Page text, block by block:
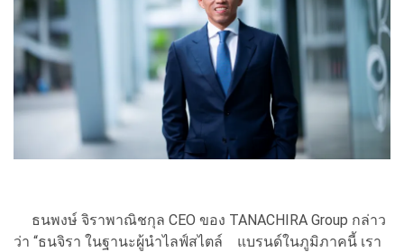
ธนพงษ์ จิราพาณิชกุล CEO ของ TANACHIRA Group กล่าว
ว่า “ธนจิรา ในฐานะผู้นำไลฟ์สไตล์ แบรนด์ในภูมิภาคนี้ เรา